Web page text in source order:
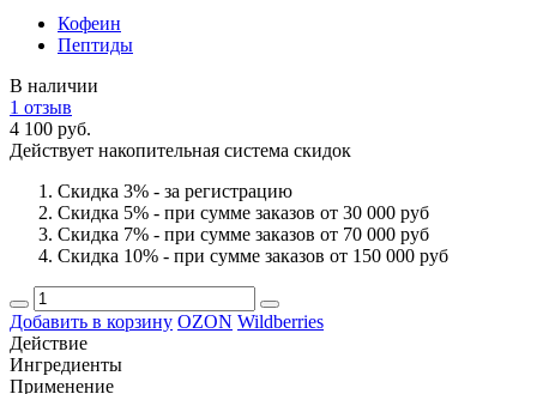
Кофеин
Пептиды
В наличии
1 отзыв
4 100 руб.
Действует накопительная система скидок
Скидка 3% - за регистрацию
Скидка 5% - при сумме заказов от 30 000 руб
Скидка 7% - при сумме заказов от 70 000 руб
Скидка 10% - при сумме заказов от 150 000 руб
Добавить в корзину OZON Wildberries
Действие
Ингредиенты
Применение